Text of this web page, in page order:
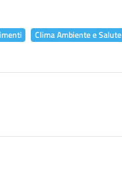
Clima Ambiente e Salute